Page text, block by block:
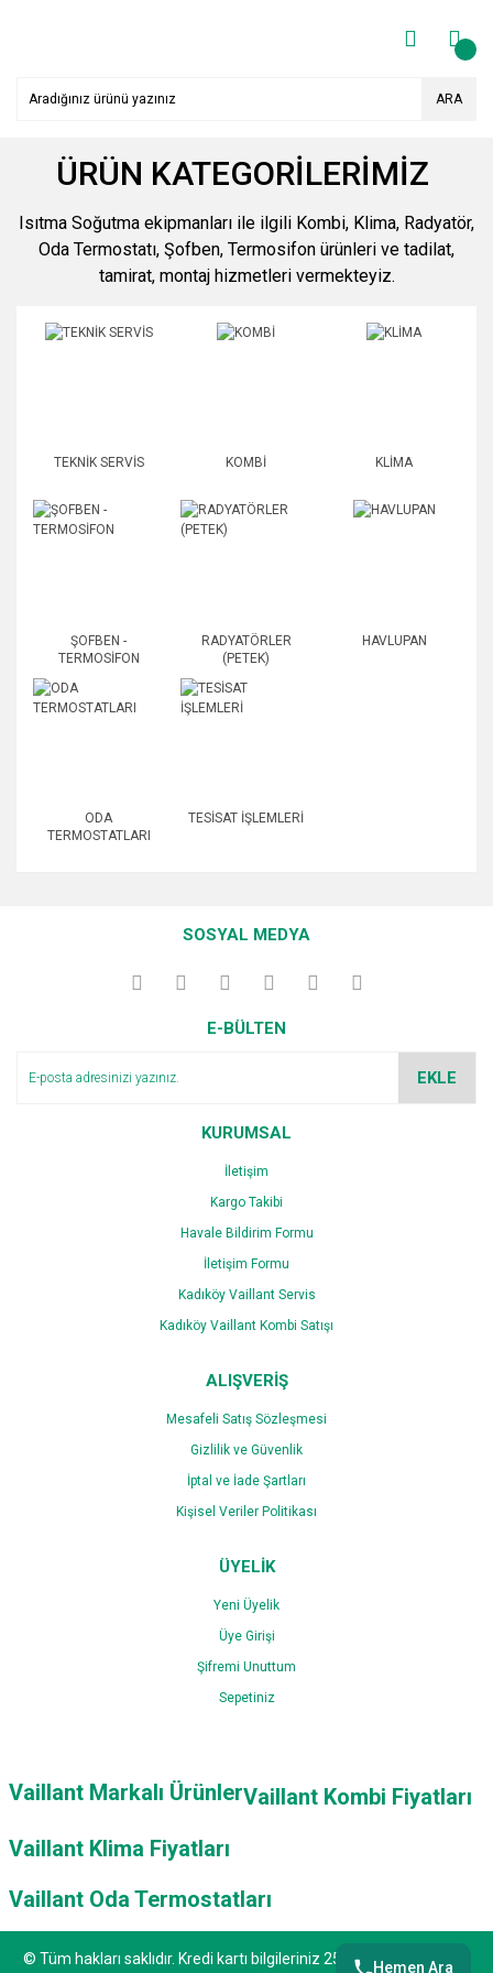
ARA
ÜRÜN KATEGORİLERİMİZ
Isıtma Soğutma ekipmanları ile ilgili Kombi, Klima, Radyatör,
Oda Termostatı, Şofben, Termosifon ürünleri ve tadilat,
tamirat, montaj hizmetleri vermekteyiz.
TEKNİK SERVİS KOMBİ KLİMA
ŞOFBEN -
TERMOSİFON
RADYATÖRLER
(PETEK)
HAVLUPAN
ODA
TERMOSTATLARI
TESİSAT İŞLEMLERİ
SOSYAL MEDYA
E-BÜLTEN
EKLE
KURUMSAL
İletişim
Kargo Takibi
Havale Bildirim Formu
İletişim Formu
Kadıköy Vaillant Servis
Kadıköy Vaillant Kombi Satışı
ALIŞVERİŞ
Mesafeli Satış Sözleşmesi
Gizlilik ve Güvenlik
İptal ve İade Şartları
Kişisel Veriler Politikası
ÜYELİK
Yeni Üyelik
Üye Girişi
Şifremi Unuttum
Sepetiniz
Vaillant Markalı ÜrünlerVaillant Kombi Fiyatları
Vaillant Klima Fiyatları
Vaillant Oda Termostatları
Hemen Ara
© Tüm hakları saklıdır. Kredi kartı bilgileriniz 256bit SSL sertifikası